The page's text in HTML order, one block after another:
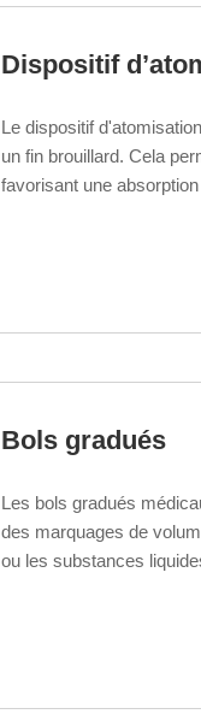
Dispositif
Le dispositif
un fin brouillard. Cela
favorisant une
Bols gradués
Les bols gradués
des marquages de
ou les substances